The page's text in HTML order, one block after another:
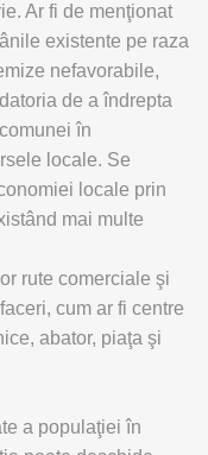
Ar fi de menţionat
existente pe raza
nefavorabile,
de a îndrepta
în
locale. Se
locale prin
mai multe
rute comerciale şi
cum ar fi centre
abator, piaţa şi
a populaţiei în